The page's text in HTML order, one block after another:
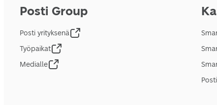
Posti Group
Posti yrityksenä
Työpaikat
Medialle